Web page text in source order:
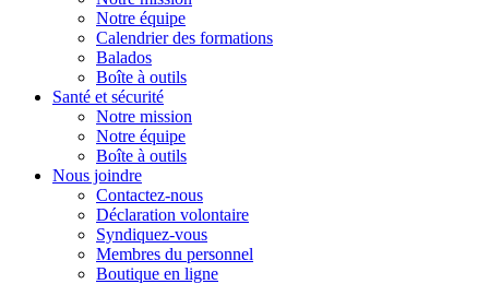
Notre équipe
Calendrier des formations
Balados
Boîte à outils
Santé et sécurité
Notre mission
Notre équipe
Boîte à outils
Nous joindre
Contactez-nous
Déclaration volontaire
Syndiquez-vous
Membres du personnel
Boutique en ligne